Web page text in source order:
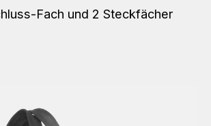
Fach und 2 Steckfächer